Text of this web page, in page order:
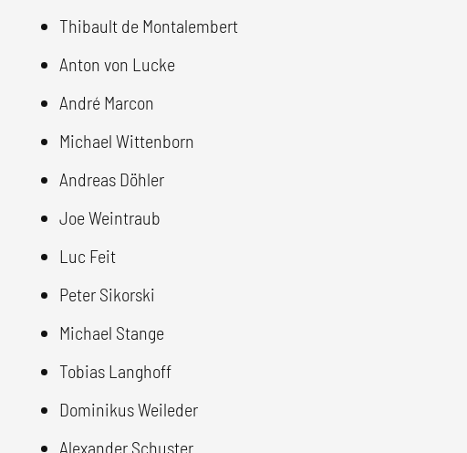
Thibault de Montalembert
Anton von Lucke
André Marcon
Michael Wittenborn
Andreas Döhler
Joe Weintraub
Luc Feit
Peter Sikorski
Michael Stange
Tobias Langhoff
Dominikus Weileder
Alexander Schuster